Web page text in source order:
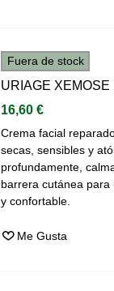
Fuera de stock
URIAGE XEMOSE
16,60 €
Crema facial
secas, sensibles y
profundamente,
barrera cutánea
y confortable.
Me Gusta